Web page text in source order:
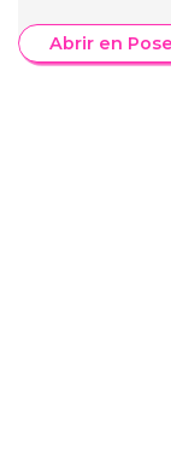
Abrir en